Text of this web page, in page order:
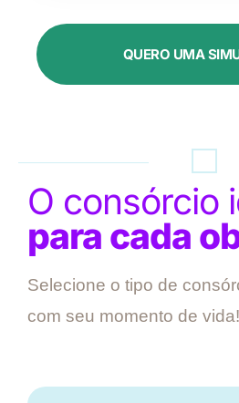
QUERO UMA
O consórcio
para cada
Selecione o tipo de
com seu momento de vida!